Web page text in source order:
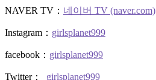
NAVER TV： 네이버 TV (naver.com)
Instagram： girlsplanet999
facebook： girlsplanet999
Twitter： _girlsplanet999